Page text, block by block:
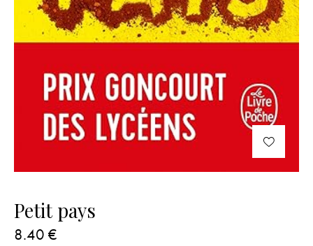
Petit pays
8.40 €